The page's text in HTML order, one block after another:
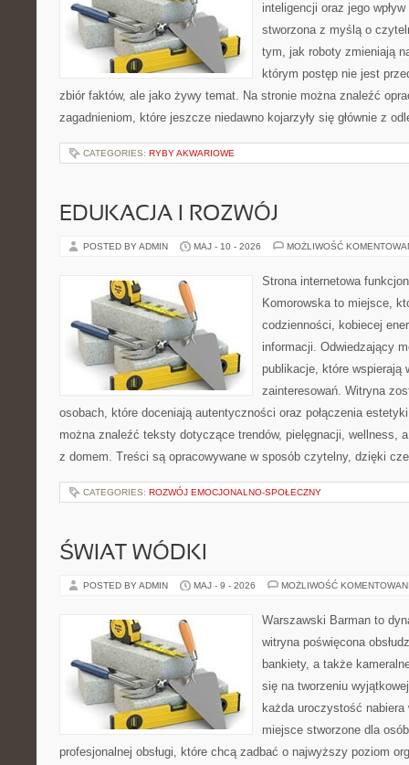
inteligencji oraz jego
stworzona z myślą o
tym, jak roboty zmieniają
którym postęp nie jest
zbiór faktów, ale jako żywy temat. Na stronie można znaleźć
zagadnieniom, które jeszcze niedawno kojarzyły się głównie z
CATEGORIES: RYBY AKWARIOWE
EDUKACJA I ROZWÓJ
POSTED BY ADMIN MAJ - 10 - 2026 MOŻLIWOŚĆ
Strona internetowa
Komorowska to miejsce,
codzienności, kobiecej
informacji. Odwiedzający
publikacje, które wspierają
zainteresowań. Witryna
osobach, które doceniają autentyczności oraz połączenia
można znaleźć teksty dotyczące trendów, pielęgnacji, wellness,
z domem. Treści są opracowywane w sposób czytelny, dzięki
CATEGORIES: ROZWÓJ EMOCJONALNO-SPOŁECZNY
ŚWIAT WÓDKI
POSTED BY ADMIN MAJ - 9 - 2026 MOŻLIWOŚĆ
Warszawski Barman to
witryna poświęcona
bankiety, a także
się na tworzeniu
każda uroczystość
miejsce stworzone dla
profesjonalnej obsługi, które chcą zadbać o najwyższy poziom